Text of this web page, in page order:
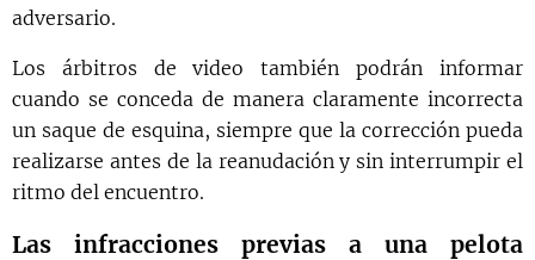
adversario.
Los árbitros de video también podrán informar
cuando se conceda de manera claramente incorrecta
un saque de esquina, siempre que la corrección pueda
realizarse antes de la reanudación y sin interrumpir el
ritmo del encuentro.
Las infracciones previas a una pelota